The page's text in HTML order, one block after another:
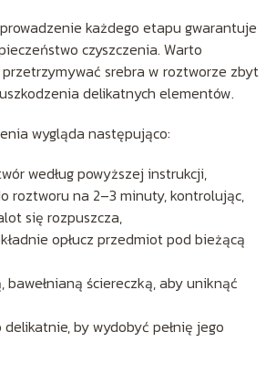
każdego etapu gwarantuje
czyszczenia. Warto
srebra w roztworze zbyt
delikatnych elementów.
wygląda następująco:
według powyższej instrukcji,
roztworu na 2–3 minuty, kontrolując,
się rozpuszcza,
opłucz przedmiot pod bieżącą
bawełnianą ściereczką, aby uniknąć
by wydobyć pełnię jego